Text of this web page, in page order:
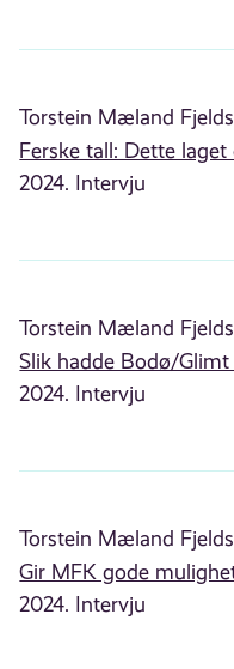
Torstein Mæland
Ferske tall: Dette
2024. Intervju
Torstein Mæland
Slik hadde Bodø/
2024. Intervju
Torstein Mæland
Gir MFK gode
2024. Intervju